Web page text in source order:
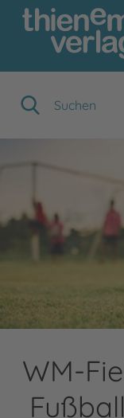
WM-